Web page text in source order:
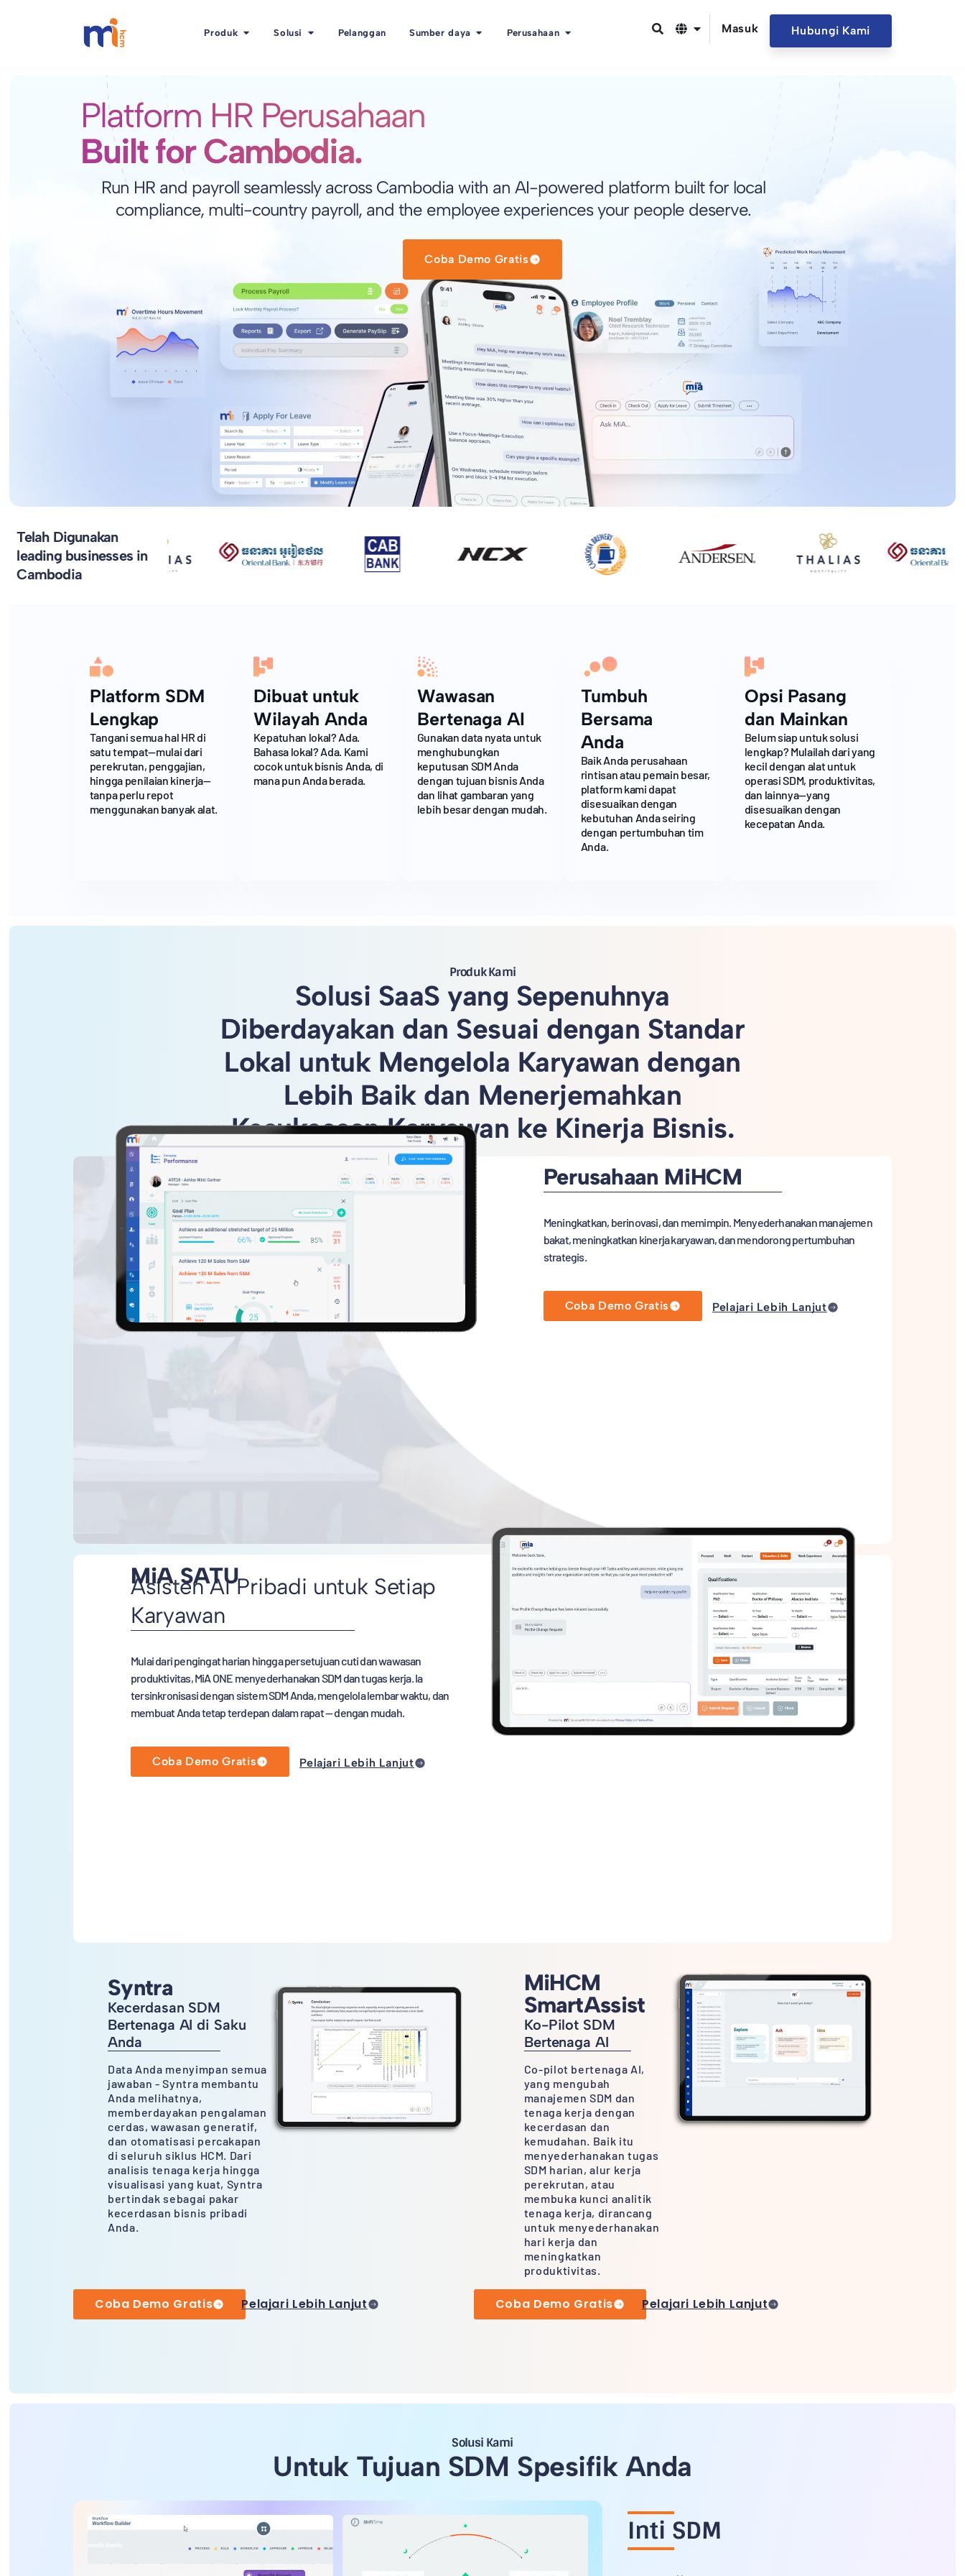
Produk Solusi Pelanggan Sumber daya Perusahaan Masuk Hubungi Kami
Platform HR Perusahaan
Built for Cambodia.
Run HR and payroll seamlessly across Cambodia with an AI-powered platform built for local
compliance, multi-country payroll, and the employee experiences your people deserve.
Coba Demo Gratis
Telah Digunakan
leading businesses in
Cambodia
Platform SDM
Lengkap
Tangani semua hal HR di
satu tempat—mulai dari
perekrutan, penggajian,
hingga penilaian kinerja—
tanpa perlu repot
menggunakan banyak alat.
Dibuat untuk
Wilayah Anda
Kepatuhan lokal? Ada.
Bahasa lokal? Ada. Kami
cocok untuk bisnis Anda, di
mana pun Anda berada.
Wawasan
Bertenaga AI
Gunakan data nyata untuk
menghubungkan
keputusan SDM Anda
dengan tujuan bisnis Anda
dan lihat gambaran yang
lebih besar dengan mudah.
Tumbuh
Bersama
Anda
Baik Anda perusahaan
rintisan atau pemain besar,
platform kami dapat
disesuaikan dengan
kebutuhan Anda seiring
dengan pertumbuhan tim
Anda.
Opsi Pasang
dan Mainkan
Belum siap untuk solusi
lengkap? Mulailah dari yang
kecil dengan alat untuk
operasi SDM, produktivitas,
dan lainnya—yang
disesuaikan dengan
kecepatan Anda.
Produk Kami
Solusi SaaS yang Sepenuhnya
Diberdayakan dan Sesuai dengan Standar
Lokal untuk Mengelola Karyawan dengan
Lebih Baik dan Menerjemahkan
Kesuksesan Karyawan ke Kinerja Bisnis.
Perusahaan MiHCM
Meningkatkan, berinovasi, dan memimpin. Menyederhanakan manajemen
bakat, meningkatkan kinerja karyawan, dan mendorong pertumbuhan
strategis.
Coba Demo Gratis Pelajari Lebih Lanjut
MiA SATU
Asisten AI Pribadi untuk Setiap
Karyawan
Mulai dari pengingat harian hingga persetujuan cuti dan wawasan
produktivitas, MiA ONE menyederhanakan SDM dan tugas kerja. Ia
tersinkronisasi dengan sistem SDM Anda, mengelola lembar waktu, dan
membuat Anda tetap terdepan dalam rapat — dengan mudah.
Coba Demo Gratis Pelajari Lebih Lanjut
Syntra
Kecerdasan SDM
Bertenaga AI di Saku
Anda
Data Anda menyimpan semua
jawaban - Syntra membantu
Anda melihatnya,
memberdayakan pengalaman
cerdas, wawasan generatif,
dan otomatisasi percakapan
di seluruh siklus HCM. Dari
analisis tenaga kerja hingga
visualisasi yang kuat, Syntra
bertindak sebagai pakar
kecerdasan bisnis pribadi
Anda.
Coba Demo Gratis Pelajari Lebih Lanjut
MiHCM
SmartAssist
Ko-Pilot SDM
Bertenaga AI
Co-pilot bertenaga AI,
yang mengubah
manajemen SDM dan
tenaga kerja dengan
kecerdasan dan
kemudahan. Baik itu
menyederhanakan tugas
SDM harian, alur kerja
perekrutan, atau
membuka kunci analitik
tenaga kerja, dirancang
untuk menyederhanakan
hari kerja dan
meningkatkan
produktivitas.
Coba Demo Gratis Pelajari Lebih Lanjut
Solusi Kami
Untuk Tujuan SDM Spesifik Anda
Inti SDM